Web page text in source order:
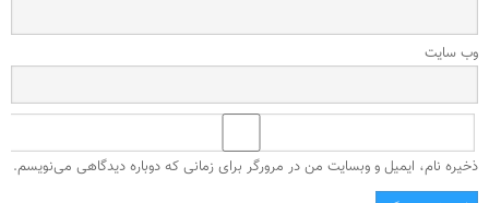
وب‌ سایت
ذخیره نام، ایمیل و وبسایت من در مرورگر برای زمانی که دوباره دیدگاهی می‌نویسم.